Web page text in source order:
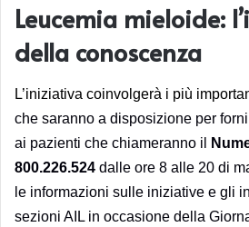
Leucemia mieloide:
della conoscenza
L’iniziativa coinvolgerà i più
che saranno a disposizione per
ai pazienti che chiameranno il
800.226.524 dalle ore 8 alle 20 di
le informazioni sulle iniziative e gli
sezioni AIL in occasione della